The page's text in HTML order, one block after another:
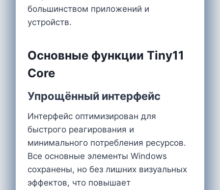
большинством приложений и
устройств.
Основные функции Tiny11
Core
Упрощённый интерфейс
Интерфейс оптимизирован для
быстрого реагирования и
минимального потребления ресурсов.
Все основные элементы Windows
сохранены, но без лишних визуальных
эффектов, что повышает